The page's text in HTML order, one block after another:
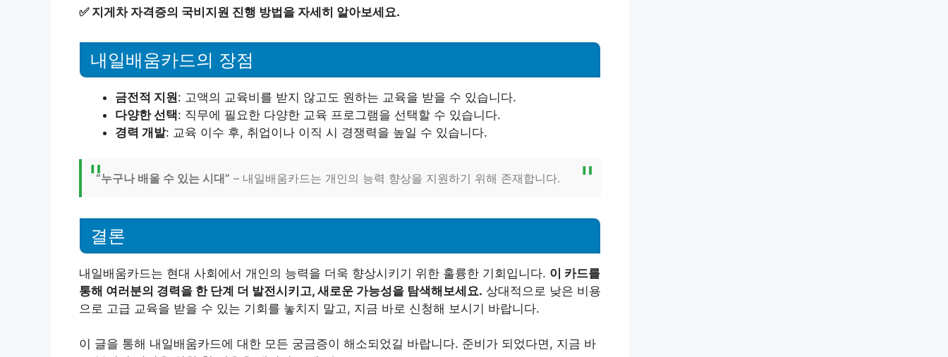
✅ 지게차 자격증의 국비지원 진행 방법을 자세히 알아보세요.
내일배움카드의 장점
금전적 지원: 고액의 교육비를 받지 않고도 원하는 교육을 받을 수 있습니다.
다양한 선택: 직무에 필요한 다양한 교육 프로그램을 선택할 수 있습니다.
경력 개발: 교육 이수 후, 취업이나 이직 시 경쟁력을 높일 수 있습니다.
“누구나 배울 수 있는 시대” – 내일배움카드는 개인의 능력 향상을 지원하기 위해 존재합니다.
결론
내일배움카드는 현대 사회에서 개인의 능력을 더욱 향상시키기 위한 훌륭한 기회입니다. 이 카드를
통해 여러분의 경력을 한 단계 더 발전시키고, 새로운 가능성을 탐색해보세요. 상대적으로 낮은 비용
으로 고급 교육을 받을 수 있는 기회를 놓치지 말고, 지금 바로 신청해 보시기 바랍니다.
이 글을 통해 내일배움카드에 대한 모든 궁금증이 해소되었길 바랍니다. 준비가 되었다면, 지금 바